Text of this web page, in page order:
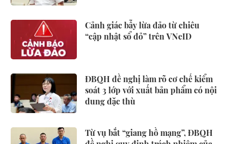
Cảnh giác bẫy lừa đảo từ chiêu
“cập nhật sổ đỏ” trên VNeID
ĐBQH đề nghị làm rõ cơ chế kiểm
soát 3 lớp với xuất bản phẩm có nội
dung đặc thù
Từ vụ bắt “giang hồ mạng”, ĐBQH